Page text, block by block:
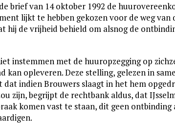
brief van 14 oktober 1992 de
lijkt te hebben gekozen voor de weg van
hij de vrijheid behield om alsnog de
instemmen met de huuropzegging op
opleveren. Deze stelling, gelezen in
indien Brouwers slaagt in het hem
zijn, begrijpt de rechtbank aldus, dat
komen vast te staan, dit geen ontbinding